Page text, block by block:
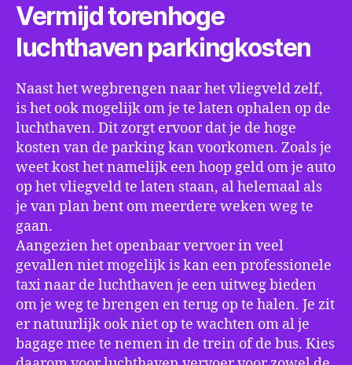
Vermijd torenhoge
luchthaven parkingkosten
Naast het wegbrengen naar het vliegveld zelf,
is het ook mogelijk om je te laten ophalen op de
luchthaven. Dit zorgt ervoor dat je de hoge
kosten van de parking kan voorkomen. Zoals je
weet kost het namelijk een hoop geld om je auto
op het vliegveld te laten staan, al helemaal als
je van plan bent om meerdere weken weg te
gaan.
Aangezien het openbaar vervoer in veel
gevallen niet mogelijk is kan een professionele
taxi naar de luchthaven je een uitweg bieden
om je weg te brengen en terug op te halen. Je zit
er natuurlijk ook niet op te wachten om al je
bagage mee te nemen in de trein of de bus. Kies